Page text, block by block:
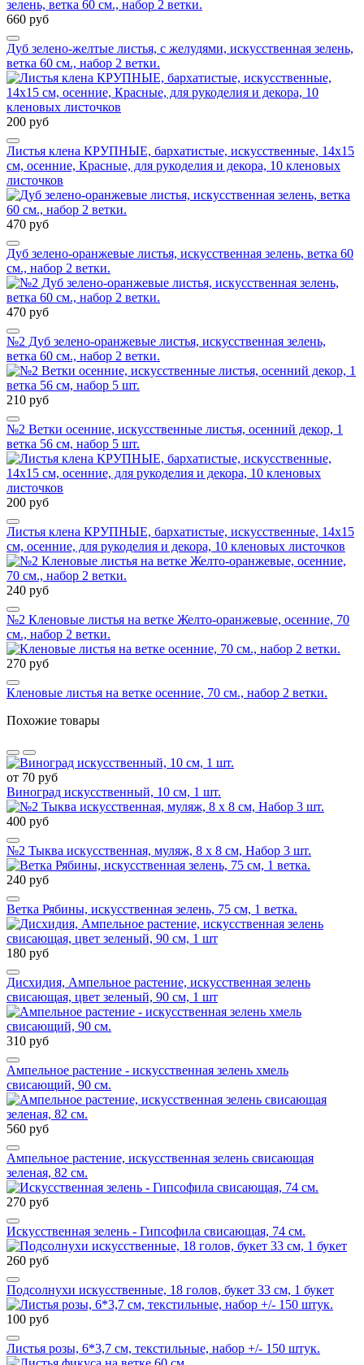
660 руб
Дуб зелено-желтые листья, с желудями, искусственная зелень,
ветка 60 см., набор 2 ветки.
200 руб
Листья клена КРУПНЫЕ, бархатистые, искусственные, 14х15
см, осенние, Красные, для рукоделия и декора, 10 кленовых
листочков
470 руб
Дуб зелено-оранжевые листья, искусственная зелень, ветка 60
см., набор 2 ветки.
470 руб
№2 Дуб зелено-оранжевые листья, искусственная зелень,
ветка 60 см., набор 2 ветки.
210 руб
№2 Ветки осенние, искусственные листья, осенний декор, 1
ветка 56 см, набор 5 шт.
200 руб
Листья клена КРУПНЫЕ, бархатистые, искусственные, 14х15
см, осенние, для рукоделия и декора, 10 кленовых листочков
240 руб
№2 Кленовые листья на ветке Желто-оранжевые, осенние, 70
см., набор 2 ветки.
270 руб
Кленовые листья на ветке осенние, 70 см., набор 2 ветки.
Похожие товары
от 70 руб
Виноград искусственный, 10 см, 1 шт.
400 руб
№2 Тыква искусственная, муляж, 8 х 8 см, Набор 3 шт.
240 руб
Ветка Рябины, искусственная зелень, 75 см, 1 ветка.
180 руб
Дисхидия, Ампельное растение, искусственная зелень
свисающая, цвет зеленый, 90 см, 1 шт
310 руб
Ампельное растение - искусственная зелень хмель
свисающий, 90 см.
560 руб
Ампельное растение, искусственная зелень свисающая
зеленая, 82 см.
270 руб
Искусственная зелень - Гипсофила свисающая, 74 см.
260 руб
Подсолнухи искусственные, 18 голов, букет 33 см, 1 букет
100 руб
Листья розы, 6*3,7 см, текстильные, набор +/- 150 штук.